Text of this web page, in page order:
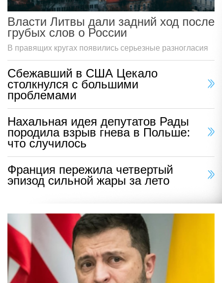
Власти Литвы дали задний ход после
грубых слов о России
В правящих кругах появились серьезные разногласия
Сбежавший в США Цекало
столкнулся с большими
проблемами
Нахальная идея депутатов Рады
породила взрыв гнева в Польше:
что случилось
Франция пережила четвертый
эпизод сильной жары за лето